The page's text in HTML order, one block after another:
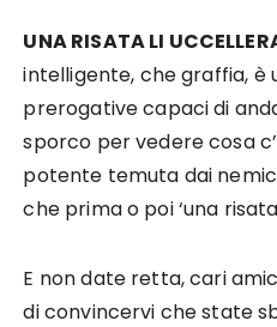
UNA RISATA LI
intelligente, che graffia, è
prerogative capaci di
sporco per vedere cosa
potente temuta dai
che prima o poi ‘una
E non date retta, cari
di convincervi che state